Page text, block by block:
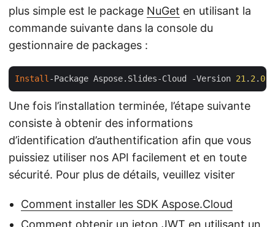
plus simple est le package NuGet en utilisant la
commande suivante dans la console du
gestionnaire de packages :
Install-Package Aspose.Slides-Cloud -Version 21. 2. 0
Une fois l’installation terminée, l’étape suivante
consiste à obtenir des informations
d’identification d’authentification afin que vous
puissiez utiliser nos API facilement et en toute
sécurité. Pour plus de détails, veuillez visiter
Comment installer les SDK Aspose.Cloud
Comment obtenir un jeton JWT en utilisant un